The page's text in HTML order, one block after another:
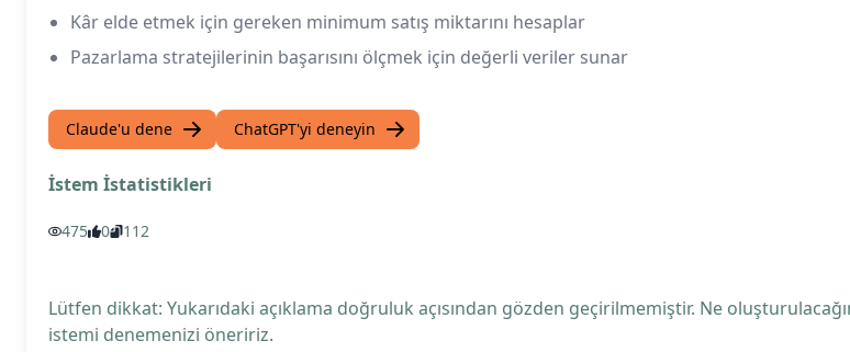
Kâr elde etmek için gereken minimum satış miktarını hesaplar
Pazarlama stratejilerinin başarısını ölçmek için değerli veriler sunar
Claude'u dene ChatGPT'yi deneyin
İstem İstatistikleri
475 0 112
Lütfen dikkat: Yukarıdaki açıklama doğruluk açısından gözden geçirilmemiştir. Ne
istemi denemenizi öneririz.